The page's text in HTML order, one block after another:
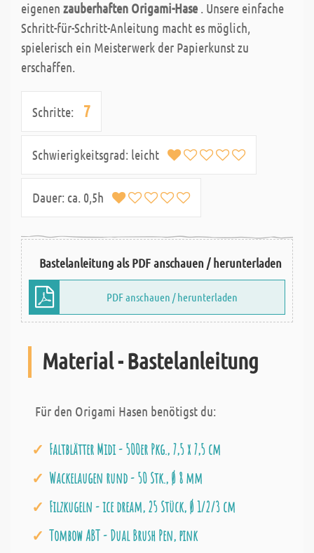
eigenen zauberhaften Origami-Hase . Unsere einfache
Schritt-für-Schritt-Anleitung macht es möglich,
spielerisch ein Meisterwerk der Papierkunst zu
erschaffen.
Schritte: 7
Schwierigkeitsgrad: leicht
Dauer: ca. 0,5h
Bastelanleitung als PDF anschauen / herunterladen
PDF anschauen / herunterladen
Material - Bastelanleitung
Für den Origami Hasen benötigst du:
Faltblätter Midi - 500er Pkg., 7,5 x 7,5 cm
Wackelaugen rund - 50 Stk., Ø 8 mm
Filzkugeln - ice dream, 25 Stück, Ø 1/2/3 cm
Tombow ABT - Dual Brush Pen, pink